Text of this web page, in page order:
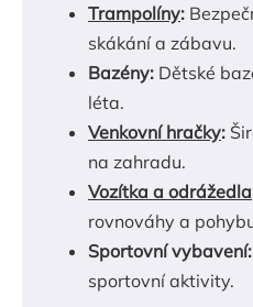
Trampolíny:
skákání a zábavu.
Bazény: Dětské
léta.
Venkovní hračky:
na zahradu.
Vozítka a odrážedla
rovnováhy a
Sportovní vybavení:
sportovní aktivity.